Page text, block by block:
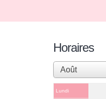
Horaires
Lundi